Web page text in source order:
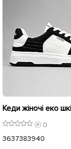
0
3637383940